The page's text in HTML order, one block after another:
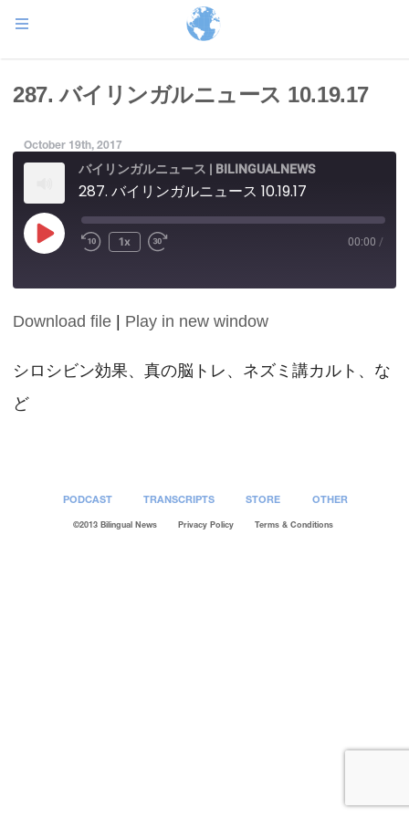
287. バイリンガルニュース 10.19.17
October 19th, 2017
バイリンガルニュース | BILINGUALNEWS
287. バイリンガルニュース 10.19.17
Play
Episode
1x 00:00 /
SHARE
LINK
Download file Play in new window
シロシビン効果、真の脳トレ、ネズミ講カルト、な
ど
PODCAST TRANSCRIPTS STORE OTHER
©2013 Bilingual News Privacy Policy Terms & Conditions